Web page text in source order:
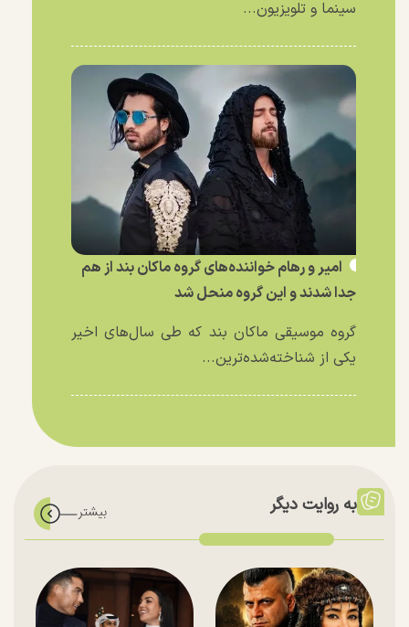
سینما و تلویزیون...
امیر و رهام خواننده‌های گروه ماکان بند از هم
جدا شدند و این گروه منحل شد
گروه موسیقی ماکان بند که طی سال‌های اخیر
یکی از شناخته‌شده‌ترین...
به روایت دیگر